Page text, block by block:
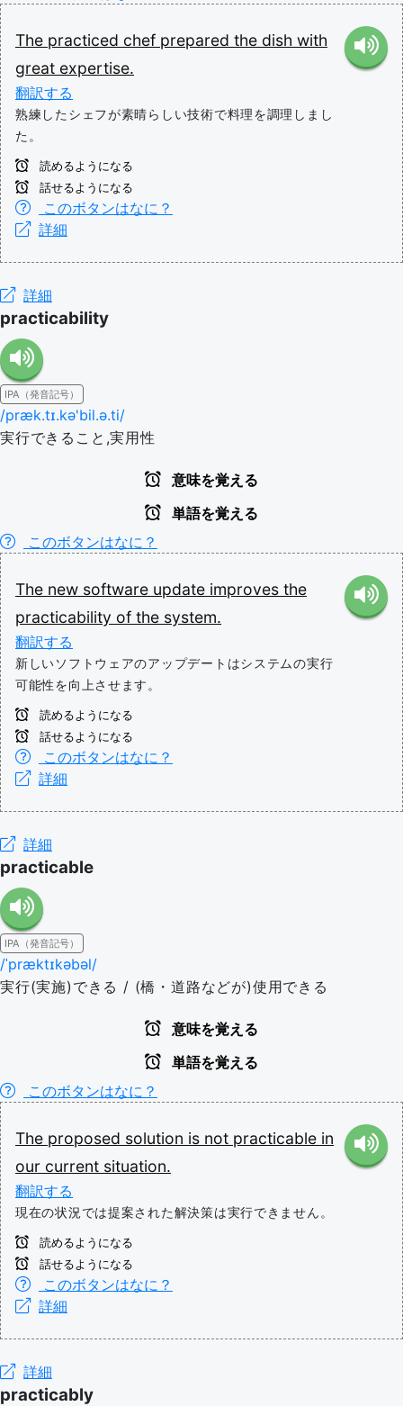
The practiced chef prepared the dish with
great expertise.
翻訳する
熟練したシェフが素晴らしい技術で料理を調理しまし
た。
読めるようになる
話せるようになる
このボタンはなに？
詳細
詳細
practicability
IPA（発音記号）
/præk.tɪ.kə'bil.ə.ti/
実行できること,実用性
意味を覚える
単語を覚える
このボタンはなに？
The new software update improves the
practicability of the system.
翻訳する
新しいソフトウェアのアップデートはシステムの実行
可能性を向上させます。
読めるようになる
話せるようになる
このボタンはなに？
詳細
詳細
practicable
IPA（発音記号）
/ˈpræktɪkəbəl/
実行(実施)できる / (橋・道路などが)使用できる
意味を覚える
単語を覚える
このボタンはなに？
The proposed solution is not practicable in
our current situation.
翻訳する
現在の状況では提案された解決策は実行できません。
読めるようになる
話せるようになる
このボタンはなに？
詳細
詳細
practicably